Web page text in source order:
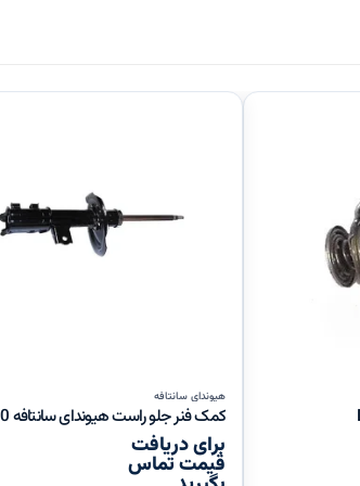
هیوندای سانتافه
برای دریافت
قیمت تماس